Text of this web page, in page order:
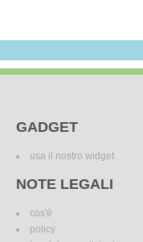
GADGET
usa il nostro widget
NOTE LEGALI
cos'è
policy